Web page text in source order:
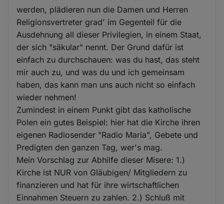
werden, plädieren nun die Damen und Herren
Religionsvertreter grad' im Gegenteil für die
Ausdehnung all dieser Privilegien, in einem Staat,
der sich "säkular" nennt. Der Grund dafür ist
einfach zu durchschauen: was du hast, das steht
mir auch zu, und was du und ich gemeinsam
haben, das kann man uns auch nicht so einfach
wieder nehmen!
Zumindest in einem Punkt gibt das katholische
Polen ein gutes Beispiel: hier hat die Kirche ihren
eigenen Radiosender "Radio Maria", Gebete und
Predigten den ganzen Tag, wer's mag.
Mein Vorschlag zur Abhilfe dieser Misere: 1.)
Kirche ist NUR von Gläubigen/ Mitgliedern zu
finanzieren und hat für ihre wirtschaftlichen
Einnahmen Steuern zu zahlen. 2.) Schluß mit